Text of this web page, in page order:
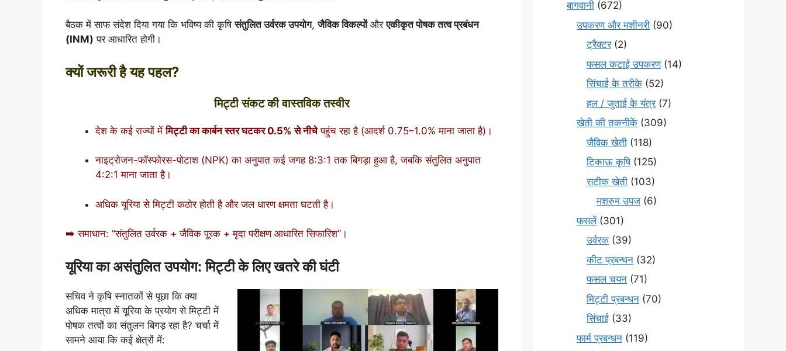
बैठक में साफ संदेश दिया गया कि भविष्य की कृषिसंतुलित उर्वरक उपयोग,जैविक विकल्पोंऔरएकीकृत पोषक तत्व प्रबंधन
(INM) पर आधारित होगी।
क्यों जरूरी है यह पहल?
मिट्टी संकट की वास्तविक तस्वीर
देश के कई राज्यों मेंमिट्टी का कार्बन स्तर घटकर 0.5% से नीचेपहुंच रहा है (आदर्श 0.75–1.0% माना जाता है)।
नाइट्रोजन-फॉस्फोरस-पोटाश (NPK) का अनुपात कई जगह 8:3:1 तक बिगड़ा हुआ है, जबकि संतुलित अनुपात
4:2:1 माना जाता है।
अधिक यूरिया से मिट्टी कठोर होती है और जल धारण क्षमता घटती है।
➡️ समाधान: “संतुलित उर्वरक + जैविक पूरक + मृदा परीक्षण आधारित सिफारिश” ।
यूरिया का असंतुलित उपयोग: मिट्टी के लिए खतरे की घंटी
सचिव ने कृषि स्नातकों से पूछा कि क्या
अधिक मात्रा में यूरिया के प्रयोग से मिट्टी में
पोषक तत्वों का संतुलन बिगड़ रहा है? चर्चा में
सामने आया कि कई क्षेत्रों में:
बागवानी (672)
उपकरण और मशीनरी (90)
ट्रैक्टर(2)
फसल कटाई उपकरण(14)
सिंचाई के तरीके (52)
हल / जुताई के यंत्र(7)
खेती की तकनीकें (309)
जैविक खेती (118)
टिकाऊ कृषि(125)
सटीक खेती (103)
मशरुम उपज (6)
फसलें(301)
उर्वरक (39)
कीट प्रबन्धन (32)
फसल चयन (71)
मि‌ट्टी प्रबन्धन (70)
सिंचाई (33)
फार्म प्रबन्धन (119)